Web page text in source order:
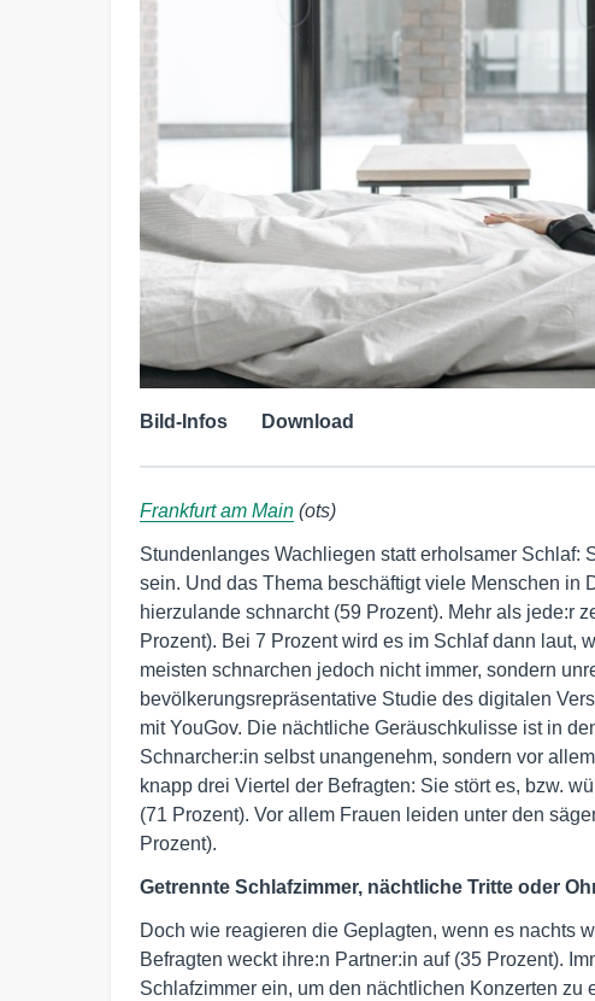
Bild-Infos Download
Frankfurt am Main (ots)
Stundenlanges Wachliegen statt erholsamer
sein. Und das Thema beschäftigt viele Menschen in
hierzulande schnarcht (59 Prozent). Mehr als jede:r
Prozent). Bei 7 Prozent wird es im Schlaf dann laut,
meisten schnarchen jedoch nicht immer, sondern
bevölkerungsrepräsentative Studie des digitalen
mit YouGov. Die nächtliche Geräuschkulisse ist in
Schnarcher:in selbst unangenehm, sondern vor
knapp drei Viertel der Befragten: Sie stört es, bzw.
(71 Prozent). Vor allem Frauen leiden unter den
Prozent).
Getrennte Schlafzimmer, nächtliche Tritte oder
Doch wie reagieren die Geplagten, wenn es nachts
Befragten weckt ihre:n Partner:in auf (35 Prozent).
Schlafzimmer ein, um den nächtlichen Konzerten